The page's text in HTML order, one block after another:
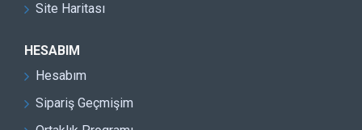
Site Haritası
HESABIM
Hesabım
Sipariş Geçmişim